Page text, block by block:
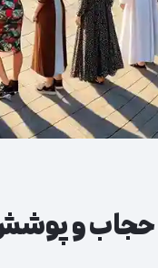
حجاب و